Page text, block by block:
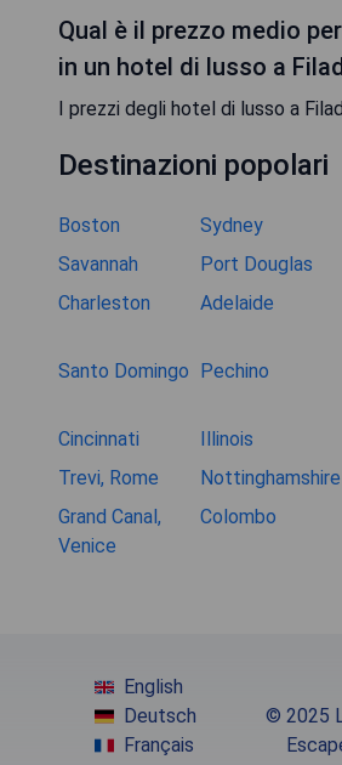
Qual è il prezzo medio
in un hotel di lusso a
I prezzi degli hotel di lusso a Filad
Destinazioni popolari
Boston Sydney
Savannah
Port Douglas
Charleston
Adelaide
Santo Domingo Pechino
Cincinnati
Illinois
Trevi, Rome
Nottinghamshire
Grand Canal,
Venice
Colombo
English
Deutsch
Français
© 2025